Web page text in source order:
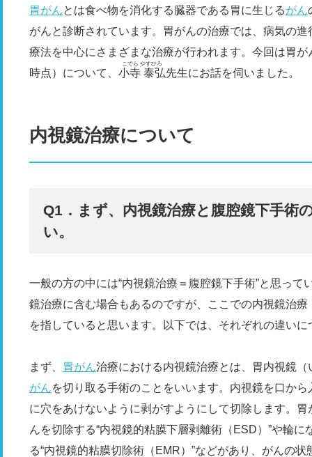
胃がんとは食べ物を消化する臓器である胃に生じるがん
がんと診断されています。胃がんの治療では、病気の
療法を中心にさまざまな治療が行われます。今回は胃
時点）について、 小寺 泰弘
こでら やすひろ
先生にお話を伺いました。
内視鏡治療について
Q1．まず、内視鏡治療と腹腔鏡下手術
い。
一般の方の中には“内視鏡治療＝腹腔鏡下手術”と思っ
鏡治療に含む場合もあるのですが、ここでの内視鏡治
を指していると思います。以下では、それぞれの違い
まず、 胃がん治療における内視鏡治療とは、胃内視鏡（
がんを切り取る手術のことをいいます。内視鏡を口か
に穴をあけないように剥がすようにして切除します。
んを切除する“内視鏡的粘膜下層剥離術（ESD）”や輪
る“内視鏡的粘膜切除術（EMR）”などがあり、がんの